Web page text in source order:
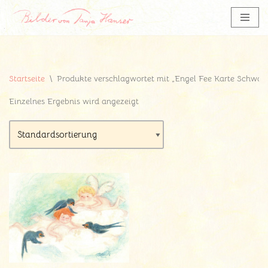
Startseite \ Produkte verschlagwortet mit „Engel Fee Karte
Einzelnes Ergebnis wird angezeigt